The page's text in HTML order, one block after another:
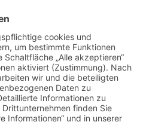
| PVC Streifenvorhang,
Lamellenvorhang nach
Streifen, PVC Vorhang, PVC